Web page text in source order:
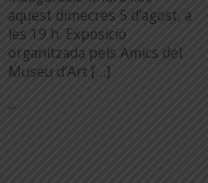
aquest dimecres 5 d’agost, a
les 19 h. Exposició
organitzada pels Amics del
Museu d’Art […]
...